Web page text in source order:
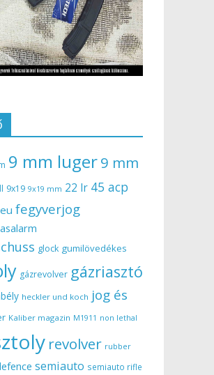
9 mm luger9 mm
9x19 9x19 mm 22 lr 45 acp
eu fegyverjog
glock gumilövedékes
gázrevolver gázriasztó
heckler und koch jog és
Kaliber magazin M1911 non lethal
revolver rubber
semiauto semiauto rifle